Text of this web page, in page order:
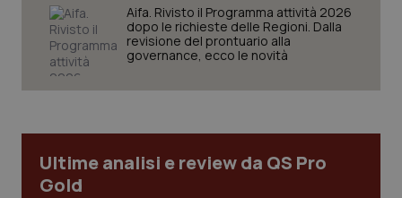
Aifa. Rivisto il Programma attività 2026
dopo le richieste delle Regioni. Dalla
revisione del prontuario alla
governance, ecco le novità
Ultime analisi e review da QS Pro
Gold
CookieScriptConsent
CookieScript